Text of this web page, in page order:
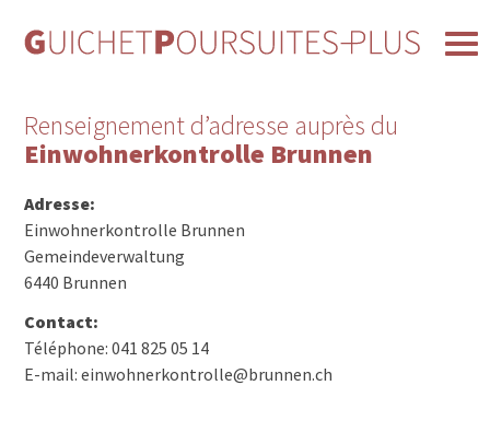
Renseignement d’adresse auprès du
Einwohnerkontrolle Brunnen
Adresse:
Einwohnerkontrolle Brunnen
Gemeindeverwaltung
6440 Brunnen
Contact:
Téléphone: 041 825 05 14
E-mail: einwohnerkontrolle@brunnen.ch